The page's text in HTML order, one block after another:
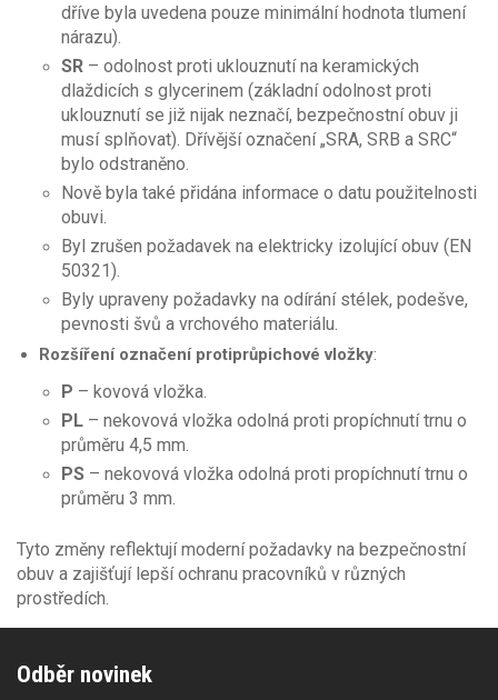
dříve byla uvedena pouze minimální hodnota tlumení
nárazu).
SR – odolnost proti uklouznutí na keramických
dlaždicích s glycerinem (základní odolnost proti
uklouznutí se již nijak neznačí, bezpečnostní obuv ji
musí splňovat). Dřívější označení „SRA, SRB a SRC“
bylo odstraněno.
Nově byla také přidána informace o datu použitelnosti
obuvi.
Byl zrušen požadavek na elektricky izolující obuv (EN
50321).
Byly upraveny požadavky na odírání stélek, podešve,
pevnosti švů a vrchového materiálu.
Rozšíření označení protiprůpichové vložky:
P – kovová vložka.
PL – nekovová vložka odolná proti propíchnutí trnu o
průměru 4,5 mm.
PS – nekovová vložka odolná proti propíchnutí trnu o
průměru 3 mm.
Tyto změny reflektují moderní požadavky na bezpečnostní
obuv a zajišťují lepší ochranu pracovníků v různých
prostředích.
Odběr novinek